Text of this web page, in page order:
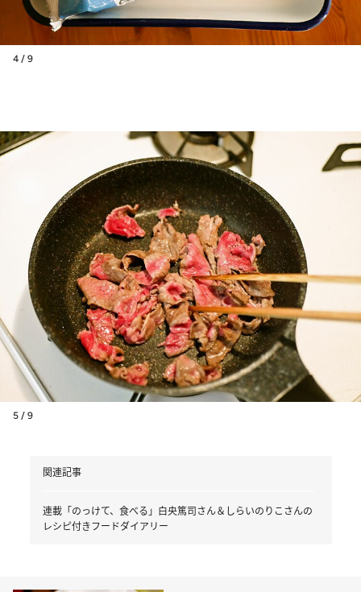
4 / 9
5 / 9
関連記事
連載「のっけて、食べる」白央篤司さん＆しらいのりこさんの
レシピ付きフードダイアリー